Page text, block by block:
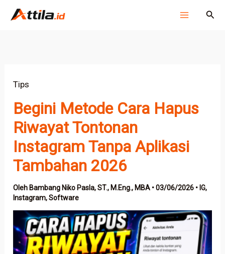
Lewati
Cari
Tips
Begini Metode Cara Hapus
Riwayat Tontonan
Instagram Tanpa Aplikasi
Tambahan 2026
OlehBambang Niko Pasla, ST., M.Eng., MBA •03/06/2026 •IG,
Instagram,Software